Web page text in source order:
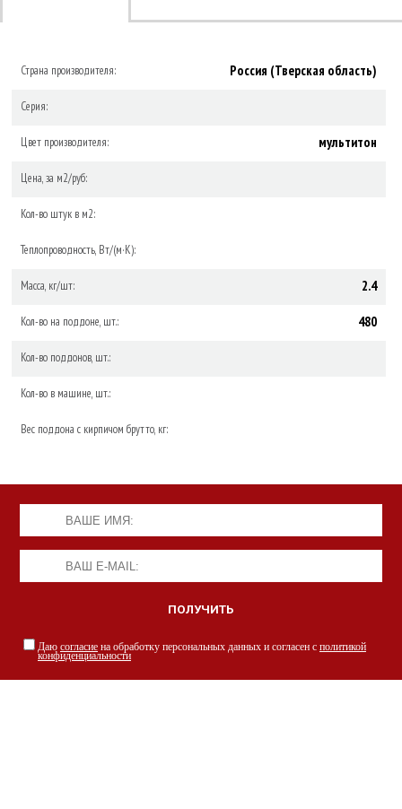
Страна производителя: Россия (Тверская область)
Серия:
Цвет производителя: мультитон
Цена, за м2/руб:
Кол-во штук в м2:
Теплопроводность, Вт/(м·К):
Масса, кг/шт: 2.4
Кол-во на поддоне, шт.: 480
Кол-во поддонов, шт.:
Кол-во в машине, шт.:
Вес поддона с кирпичом брутто, кг:
Даю согласие на обработку персональных данных и согласен с политикой
конфиденциальности